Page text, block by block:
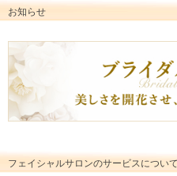
お知らせ
フェイシャルサロンのサービスについて